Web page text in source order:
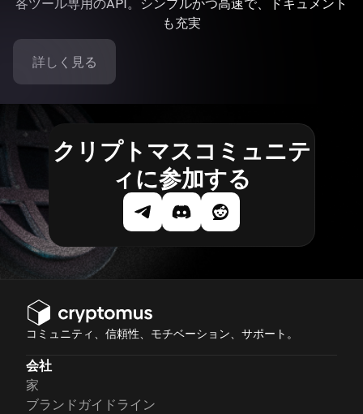
各ツール専用のAPI。シンプルかつ高速で、ドキュメント
も充実
詳しく見る
クリプトマスコミュニテ
ィに参加する
コミュニティ、信頼性、モチベーション、サポート。
会社
家
ブランドガイドライン